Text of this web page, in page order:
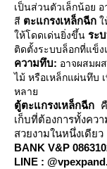
เป็นส่วนตัวเล็กน้อย
สี ตะแกรงเหล็กฉีก
ห้โดดเด่นยิ่งขึ้น ระ
ติดตั้งระบบล็อกที่แข็ง
ความทึบ: อาจผสมผ
ไม้ หรือเหล็กแผ่นทึบ
หลา
ตู้ตะแกรงเหล็กฉีก
เก็บที่ต้องการทั้ง
สวยงามในหนึ่งเดียว
BANK V&P
LINE :